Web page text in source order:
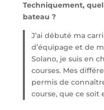
Techniquement,
bateau ?
J’ai débuté ma
d’équipage et de
Solano, je suis en
courses. Mes
permis de
course, que ce soit